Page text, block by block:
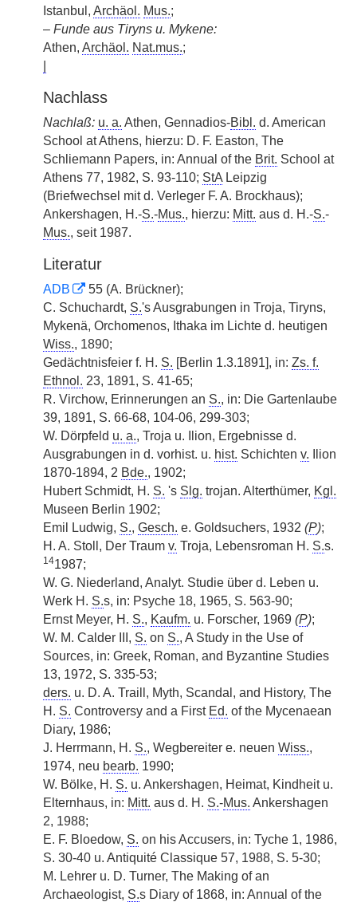
Istanbul, Archäol. Mus.;
– Funde aus Tiryns u. Mykene:
Athen, Archäol. Nat.mus.;
Nachlass
Nachlaß: u. a. Athen, Gennadios-Bibl. d. American
School at Athens, hierzu: D. F. Easton, The
Schliemann Papers, in: Annual of the Brit. School at
Athens 77, 1982, S. 93-110; StA Leipzig
(Briefwechsel mit d. Verleger F. A. Brockhaus);
Ankershagen, H.-S.-Mus., hierzu: Mitt. aus d. H.-S.-
Mus., seit 1987.
Literatur
ADB
55 (A. Brückner);
C. Schuchardt, S.'s Ausgrabungen in Troja, Tiryns,
Mykenä, Orchomenos, Ithaka im Lichte d. heutigen
Wiss., 1890;
Gedächtnisfeier f. H. S. [Berlin 1.3.1891], in: Zs. f.
Ethnol. 23, 1891, S. 41-65;
R. Virchow, Erinnerungen an S., in: Die Gartenlaube
39, 1891, S. 66-68, 104-06, 299-303;
W. Dörpfeld u. a., Troja u. Ilion, Ergebnisse d.
Ausgrabungen in d. vorhist. u. hist. Schichten v. Ilion
1870-1894, 2 Bde., 1902;
Hubert Schmidt, H. S. 's Slg. trojan. Alterthümer, Kgl.
Museen Berlin 1902;
Emil Ludwig, S., Gesch. e. Goldsuchers, 1932 (P);
H. A. Stoll, Der Traum v. Troja, Lebensroman H. S.s.
141987;
W. G. Niederland, Analyt. Studie über d. Leben u.
Werk H. S.s, in: Psyche 18, 1965, S. 563-90;
Ernst Meyer, H. S., Kaufm. u. Forscher, 1969 (P);
W. M. Calder III, S. on S., A Study in the Use of
Sources, in: Greek, Roman, and Byzantine Studies
13, 1972, S. 335-53;
ders. u. D. A. Traill, Myth, Scandal, and History, The
H. S. Controversy and a First Ed. of the Mycenaean
Diary, 1986;
J. Herrmann, H. S., Wegbereiter e. neuen Wiss.,
1974, neu bearb. 1990;
W. Bölke, H. S. u. Ankershagen, Heimat, Kindheit u.
Elternhaus, in: Mitt. aus d. H. S.-Mus. Ankershagen
2, 1988;
E. F. Bloedow, S. on his Accusers, in: Tyche 1, 1986,
S. 30-40 u. Antiquité Classique 57, 1988, S. 5-30;
M. Lehrer u. D. Turner, The Making of an
Archaeologist, S.s Diary of 1868, in: Annual of the